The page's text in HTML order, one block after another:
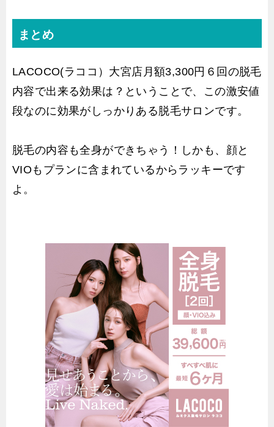
まとめ
LACOCO(ラココ）大宮店月額3,300円６回の脱毛
内容で出来る効果は？ということで、この激安値
段なのに効果がしっかりある脱毛サロンです。
脱毛の内容も全身ができちゃう！しかも、顔と
VIOもプランに含まれているからラッキーです
よ。